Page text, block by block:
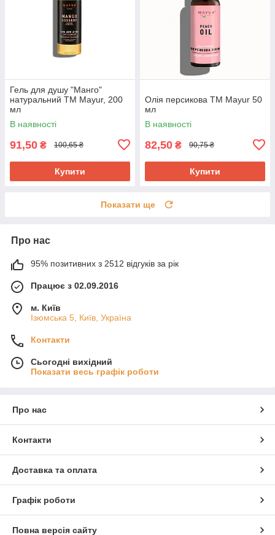
Гель для душу "Манго"
натуральний TM Mayur, 200
мл
В наявності
91,50 ₴ 100,65 ₴
Купити
Олія персикова TM Mayur 50
мл
В наявності
82,50 ₴ 90,75 ₴
Купити
Показати ще
Про нас
95% позитивних з 2512 відгуків за рік
Працює з 02.09.2016
м. Київ
Ізюмська 5, Київ, Україна
Контакти
Сьогодні вихідний
Показати весь графік роботи
Про нас
Контакти
Доставка та оплата
Графік роботи
Повна версія сайту